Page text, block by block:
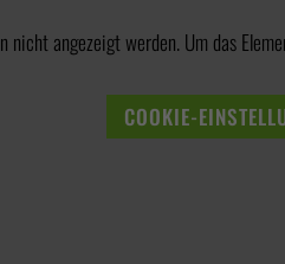
nicht angezeigt werden. Um das
COOKIE-